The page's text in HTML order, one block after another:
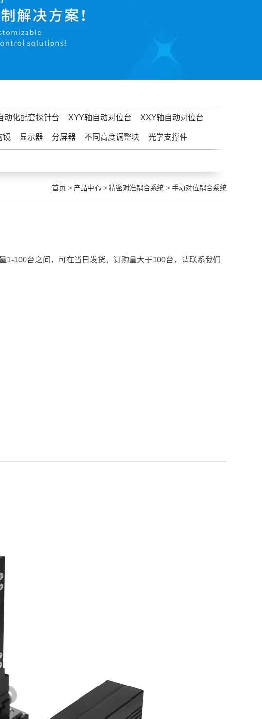
动化配套探针台 XYY轴自动对位台 XXY轴自动对位台
镜 显示器 分屏器 不同高度调整块 光学支撑件
首页 > 产品中心 > 精密对准耦合系统 > 手动对位耦合系统
1-100台之间，可在当日发货。订购量大于100台，请联系我们